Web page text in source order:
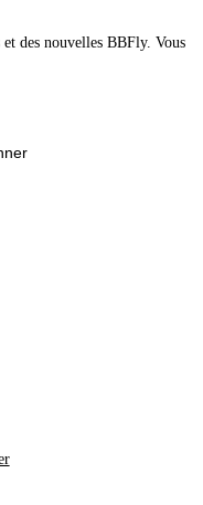
des nouvelles BBFly. Vous